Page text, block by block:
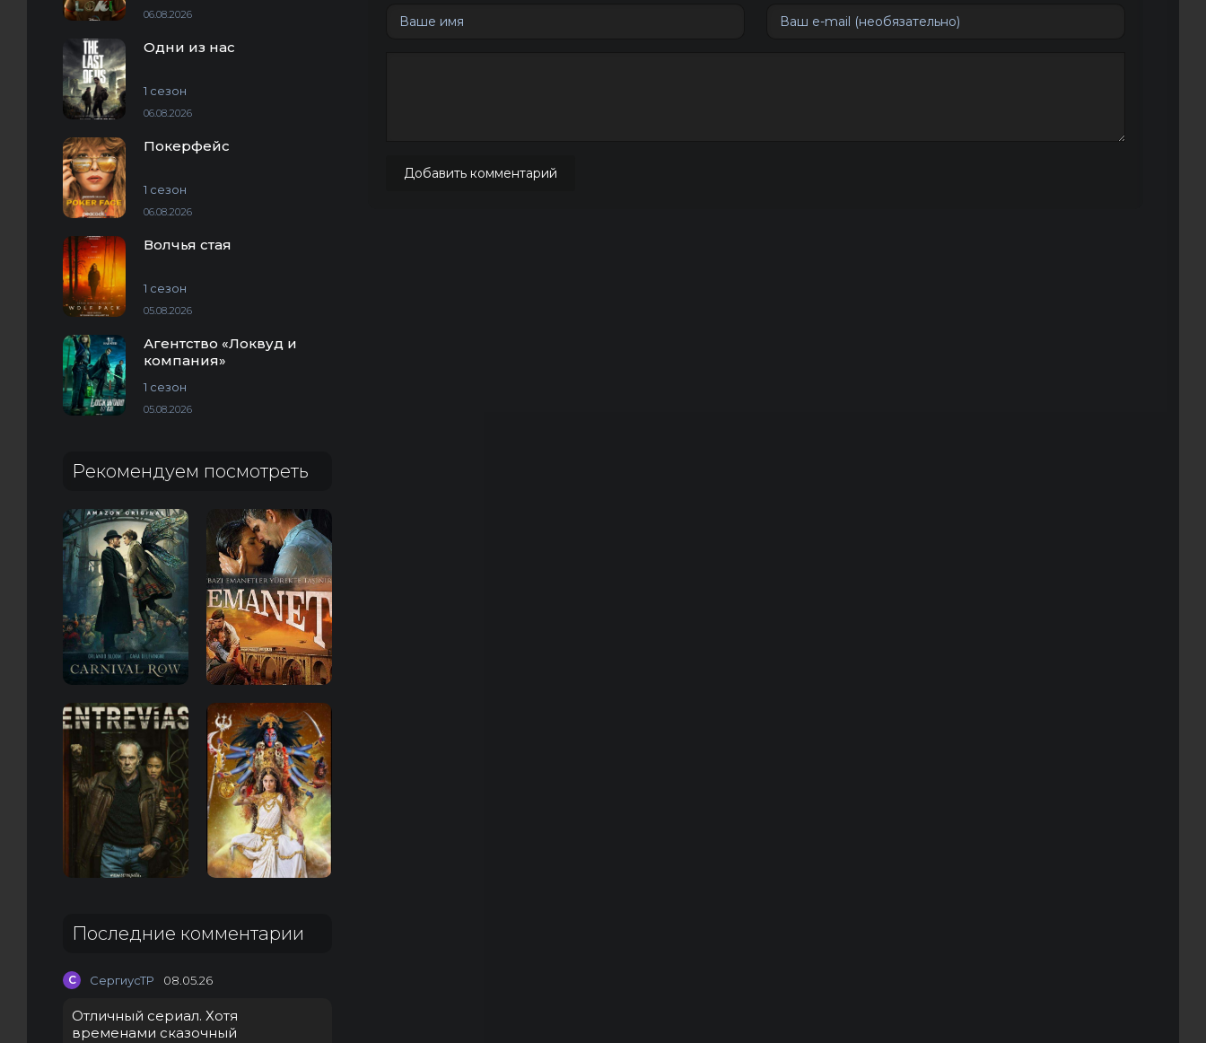
06.08.2026
Одни из нас
1 сезон
06.08.2026
Покерфейс
1 сезон
06.08.2026
Волчья стая
1 сезон
05.08.2026
Агентство «Локвуд и
компания»
1 сезон
05.08.2026
Рекомендуем посмотреть
Последние комментарии
С СергиусТР 08.05.26
Отличный сериал. Хотя
временами сказочный
Добавить комментарий